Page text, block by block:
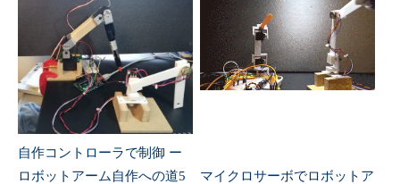
自作コントローラで制御 ー
ロボットアーム自作への道5
マイクロサーボでロボットア